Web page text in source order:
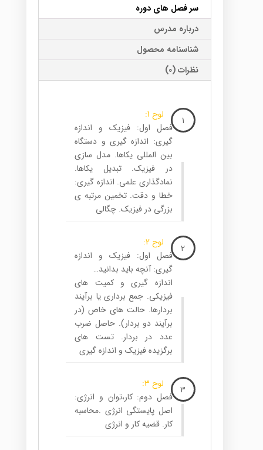
سر فصل های دوره
درباره مدرس
شناسنامه محصول
نظرات (0)
1
لوح 1:
فصل اول: فیزیک و اندازه
گیری: اندازه گیری و دستگاه
بین المللی یکاها. مدل سازی
در فیزیک. تبدیل یکاها.
نمادگذاری علمی. اندازه گیری:
خطا و دقت. تخمین مرتبه ی
بزرگی در فیزیک. چگالی
2
لوح 2:
فصل اول: فیزیک و اندازه
گیری: آنچه باید بدانید…
اندازه گیری و کمیت های
فیزیکی. جمع برداری یا برآیند
بردارها. حالت های خاص (در
برآیند دو بردار). حاصل ضرب
عدد در بردار. تست های
برگزیده فیزیک و اندازه گیری
3
لوح 3:
فصل دوم: کار،توان و انرژی:
اصل پایستگی انرژی .محاسبه
کار. قضیه کار و انرژی